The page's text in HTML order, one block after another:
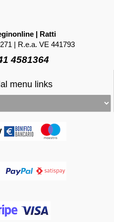
| Ratti
| R.e.a. VE 441793
4581364
menu links